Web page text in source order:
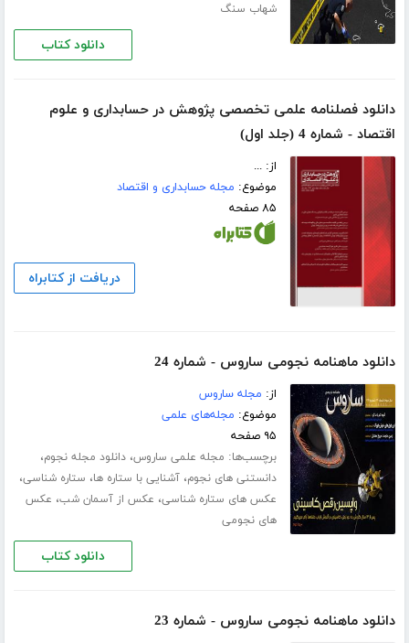
شهاب سنگ
دانلود کتاب
دانلود فصلنامه علمی تخصصی پژوهش در حسابداری و علوم
اقتصاد - شماره 4 (جلد اول)
از: ...
موضوع: مجله حسابداری و اقتصاد
۸۵ صفحه
دریافت از کتابراه
دانلود ماهنامه نجومی ساروس - شماره 24
از: مجله ساروس
موضوع: مجله‌های علمی
۹۵ صفحه
برچسب‌ها: مجله علمی ساروس،دانلود مجله نجوم،
دانستنی های نجوم،آشنایی با ستاره ها، ستاره شناسی،
عکس های ستاره شناسی، عکس از آسمان شب، عکس
های نجومی
دانلود کتاب
دانلود ماهنامه نجومی ساروس - شماره 23